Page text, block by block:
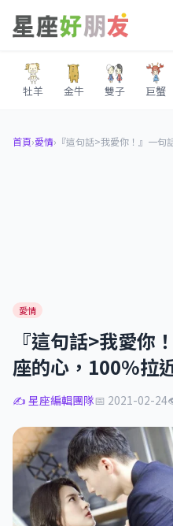
牡羊 金牛 雙子 巨蟹
首頁›愛情›
愛情
『這句話>我愛你
座的心，100%拉
✍️ 星座編輯團隊📅 2021-02-24